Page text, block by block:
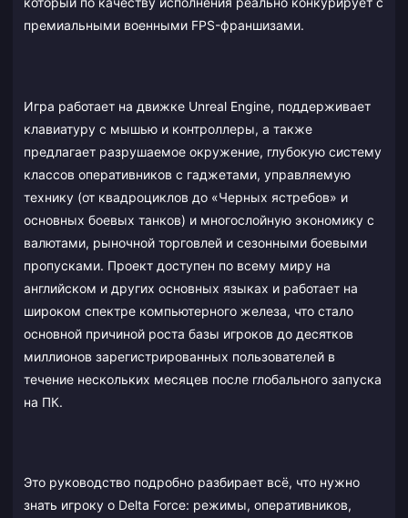
премиальными военными FPS-франшизами.
Игра работает на движке Unreal Engine, поддерживает
клавиатуру с мышью и контроллеры, а также
предлагает разрушаемое окружение, глубокую систему
классов оперативников с гаджетами, управляемую
технику (от квадроциклов до «Черных ястребов» и
основных боевых танков) и многослойную экономику с
валютами, рыночной торговлей и сезонными боевыми
пропусками. Проект доступен по всему миру на
английском и других основных языках и работает на
широком спектре компьютерного железа, что стало
основной причиной роста базы игроков до десятков
миллионов зарегистрированных пользователей в
течение нескольких месяцев после глобального запуска
на ПК.
Это руководство подробно разбирает всё, что нужно
знать игроку о Delta Force: режимы, оперативников,